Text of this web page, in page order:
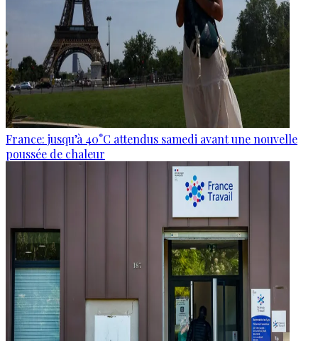
France: jusqu’à 40°C attendus samedi avant une nouvelle
poussée de chaleur